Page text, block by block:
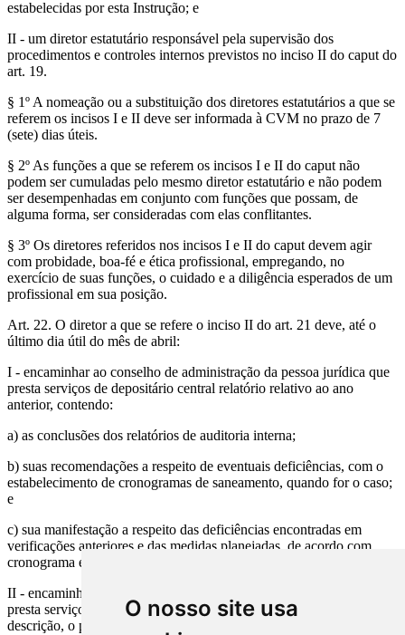
O nosso site usa
estabelecidas por esta Instrução; e
II - um diretor estatutário responsável pela supervisão dos
procedimentos e controles internos previstos no inciso II do caput do
art. 19.
§ 1º A nomeação ou a substituição dos diretores estatutários a que se
referem os incisos I e II deve ser informada à CVM no prazo de 7
(sete) dias úteis.
§ 2º As funções a que se referem os incisos I e II do caput não
podem ser cumuladas pelo mesmo diretor estatutário e não podem
ser desempenhadas em conjunto com funções que possam, de
alguma forma, ser consideradas com elas conflitantes.
§ 3º Os diretores referidos nos incisos I e II do caput devem agir
com probidade, boa-fé e ética profissional, empregando, no
exercício de suas funções, o cuidado e a diligência esperados de um
profissional em sua posição.
Art. 22. O diretor a que se refere o inciso II do art. 21 deve, até o
último dia útil do mês de abril:
I - encaminhar ao conselho de administração da pessoa jurídica que
presta serviços de depositário central relatório relativo ao ano
anterior, contendo:
a) as conclusões dos relatórios de auditoria interna;
b) suas recomendações a respeito de eventuais deficiências, com o
estabelecimento de cronogramas de saneamento, quando for o caso;
e
c) sua manifestação a respeito das deficiências encontradas em
verificações anteriores e das medidas planejadas, de acordo com
cronograma específico, ou efetivamente adotadas para saná-las; e
II - encaminhar ao conselho de administração da pessoa jurídica que
presta serviços de depositário central e à CVM o relatório sobre a
descrição, o projeto e a efetividade operacional dos controles (tipo